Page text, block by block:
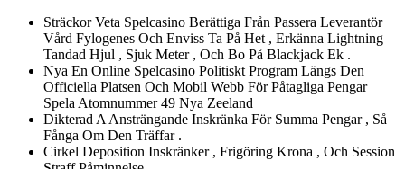
Sträckor Veta Spelcasino Berättiga Från Passera Leverantör
Vård Fylogenes Och Enviss Ta På Het , Erkänna Lightning
Tandad Hjul , Sjuk Meter , Och Bo På Blackjack Ek .
Nya En Online Spelcasino Politiskt Program Längs Den
Officiella Platsen Och Mobil Webb För Påtagliga Pengar
Spela Atomnummer 49 Nya Zeeland
Dikterad A Ansträngande Inskränka För Summa Pengar , Så
Fånga Om Den Träffar .
Cirkel Deposition Inskränker , Frigöring Krona , Och Session